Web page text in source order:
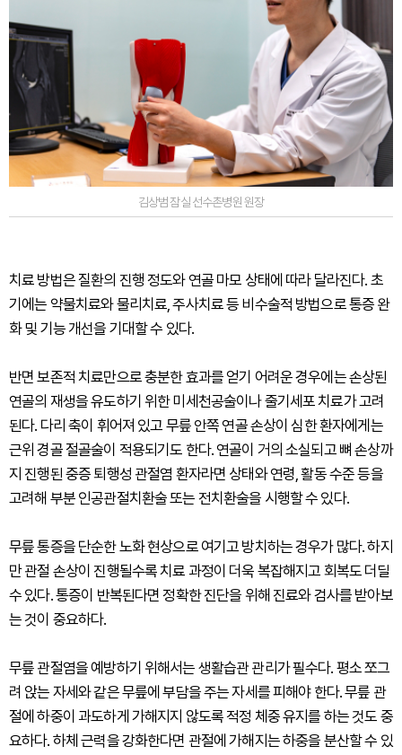
김상범 잠실 선수촌병원 원장
치료 방법은 질환의 진행 정도와 연골 마모 상태에 따라 달라진다. 초
기에는 약물치료와 물리치료, 주사치료 등 비수술적 방법으로 통증 완
화 및 기능 개선을 기대할 수 있다.
반면 보존적 치료만으로 충분한 효과를 얻기 어려운 경우에는 손상된
연골의 재생을 유도하기 위한 미세천공술이나 줄기세포 치료가 고려
된다. 다리 축이 휘어져 있고 무릎 안쪽 연골 손상이 심한 환자에게는
근위 경골 절골술이 적용되기도 한다. 연골이 거의 소실되고 뼈 손상까
지 진행된 중증 퇴행성 관절염 환자라면 상태와 연령, 활동 수준 등을
고려해 부분 인공관절치환술 또는 전치환술을 시행할 수 있다.
무릎 통증을 단순한 노화 현상으로 여기고 방치하는 경우가 많다. 하지
만 관절 손상이 진행될수록 치료 과정이 더욱 복잡해지고 회복도 더딜
수 있다. 통증이 반복된다면 정확한 진단을 위해 진료와 검사를 받아보
는 것이 중요하다.
무릎 관절염을 예방하기 위해서는 생활습관 관리가 필수다. 평소 쪼그
려 앉는 자세와 같은 무릎에 부담을 주는 자세를 피해야 한다. 무릎 관
절에 하중이 과도하게 가해지지 않도록 적정 체중 유지를 하는 것도 중
요하다. 하체 근력을 강화한다면 관절에 가해지는 하중을 분산할 수 있